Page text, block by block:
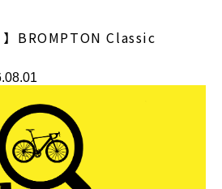
】BROMPTON Classic